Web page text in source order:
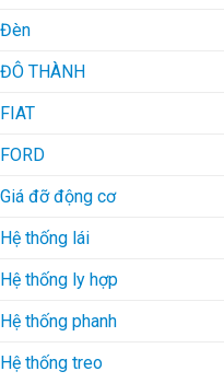
Đèn
ĐÔ THÀNH
FIAT
FORD
Giá đỡ động cơ
Hệ thống lái
Hệ thống ly hợp
Hệ thống phanh
Hệ thống treo